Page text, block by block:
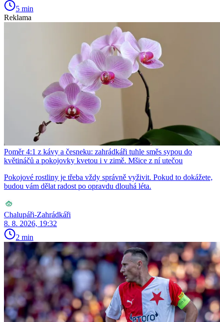
5 min
Reklama
Poměr 4:1 z kávy a česneku: zahrádkáři tuhle směs sypou do
květináčů a pokojovky kvetou i v zimě. Mšice z ní utečou
Pokojové rostliny je třeba vždy správně vyživit. Pokud to dokážete,
budou vám dělat radost po opravdu dlouhá léta.
Chalupáři-Zahrádkáři
8. 8. 2026, 19:32
2 min